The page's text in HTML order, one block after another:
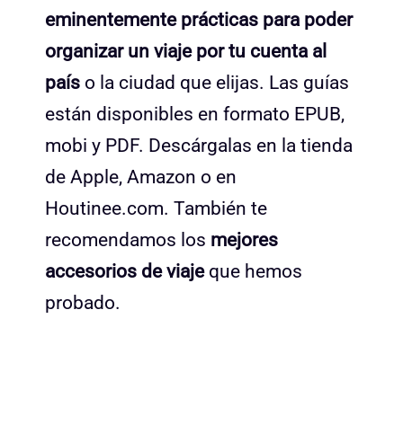
eminentemente prácticas para poder
organizar un viaje por tu cuenta al
país o la ciudad que elijas. Las guías
están disponibles en formato EPUB,
mobi y PDF. Descárgalas en la tienda
de Apple, Amazon o en
Houtinee.com. También te
recomendamos los mejores
accesorios de viajeque hemos
probado.